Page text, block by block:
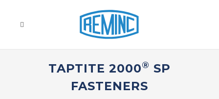
TAPTITE 2000® SP
FASTENERS